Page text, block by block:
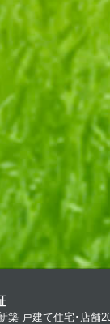
築 戸建て住宅･店舗